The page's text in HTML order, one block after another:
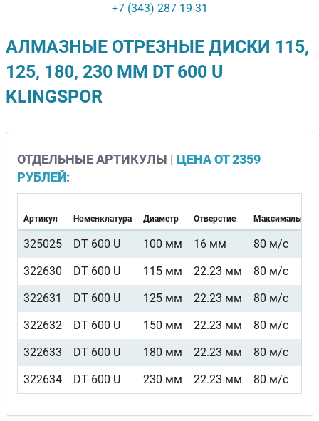
+7 (343) 287-19-31
АЛМАЗНЫЕ ОТРЕЗНЫЕ ДИСКИ 115,
125, 180, 230 ММ DT 600 U
KLINGSPOR
ОТДЕЛЬНЫЕ АРТИКУЛЫ | ЦЕНА ОТ 2359
РУБЛЕЙ:
Артикул Номенклатура Диаметр Отверстие Максимальная
325025 DT 600 U 100 мм 16 мм
80 м/с
322630
DT 600 U 115 мм 22.23 мм
80 м/с
322631
DT 600 U 125 мм 22.23 мм
80 м/с
322632
DT 600 U 150 мм 22.23 мм
80 м/с
322633
DT 600 U 180 мм 22.23 мм
80 м/с
322634
DT 600 U 230 мм 22.23 мм 80 м/с